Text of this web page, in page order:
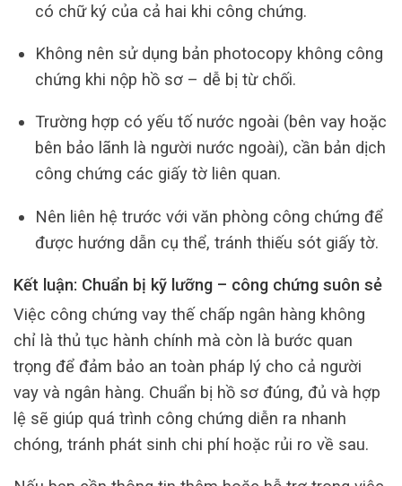
có chữ ký của cả hai khi công chứng.
Không nên sử dụng bản photocopy không công
chứng khi nộp hồ sơ – dễ bị từ chối.
Trường hợp có yếu tố nước ngoài (bên vay hoặc
bên bảo lãnh là người nước ngoài), cần bản dịch
công chứng các giấy tờ liên quan.
Nên liên hệ trước với văn phòng công chứng để
được hướng dẫn cụ thể, tránh thiếu sót giấy tờ.
Kết luận: Chuẩn bị kỹ lưỡng – công chứng suôn sẻ
Việc công chứng vay thế chấp ngân hàng không
chỉ là thủ tục hành chính mà còn là bước quan
trọng để đảm bảo an toàn pháp lý cho cả người
vay và ngân hàng. Chuẩn bị hồ sơ đúng, đủ và hợp
lệ sẽ giúp quá trình công chứng diễn ra nhanh
chóng, tránh phát sinh chi phí hoặc rủi ro về sau.